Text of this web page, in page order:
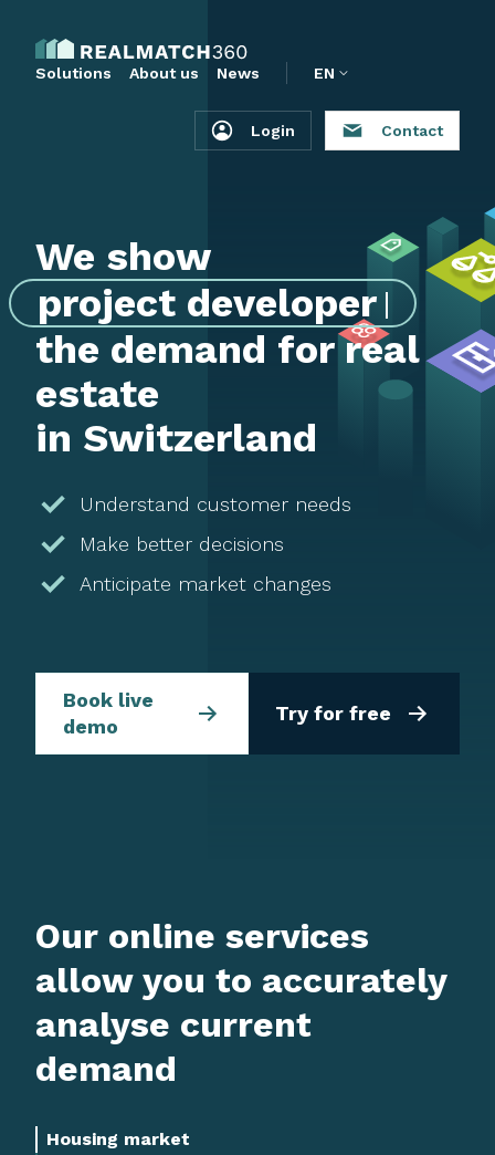
Solutions About us News EN
Login Contact
We show
project developers
the demand for real
estate
in Switzerland
Understand customer needs
Make better decisions
Anticipate market changes
Book live
demo
Try for free
Our online services
allow you to accurately
analyse current
demand
Housing market